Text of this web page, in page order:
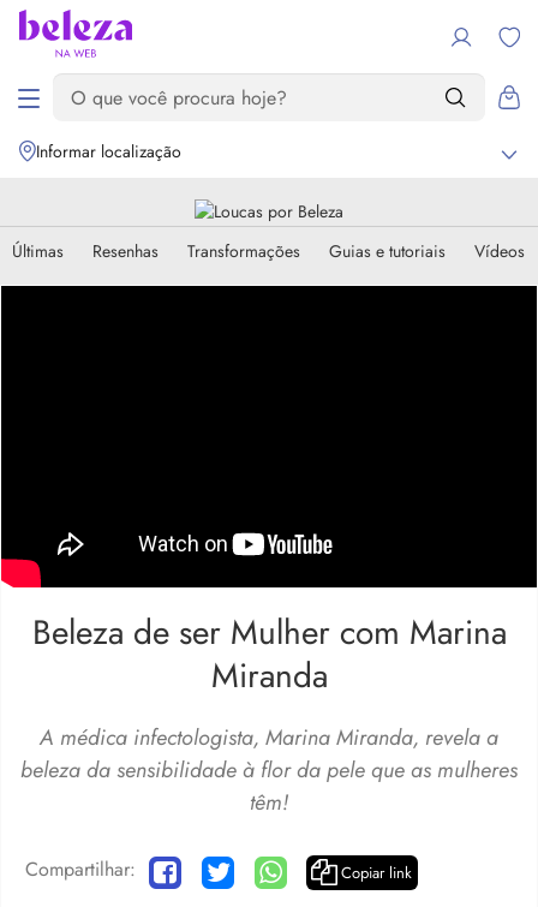
Informar localização
Últimas Resenhas Transformações Guias e tutoriais Vídeos
Beleza de ser Mulher com Marina
Miranda
A médica infectologista, Marina Miranda, revela a
beleza da sensibilidade à flor da pele que as mulheres
têm!
Compartilhar: Copiar link